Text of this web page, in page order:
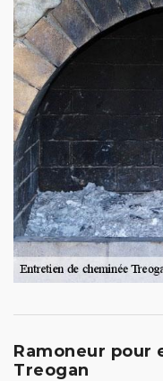
Ramoneur
Treogan